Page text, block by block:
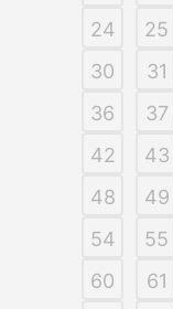
24 25
30
31
36
37
42
43
48
49
54
55
60
61